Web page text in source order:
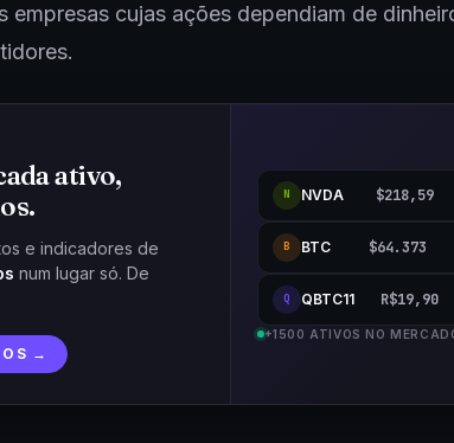
empresas cujas ações dependiam de
ativo,
e indicadores de
num lugar só. De
→
N NVDA $218,59
B BTC $64.373
Q QBTC11 R$19,90
+1500 ATIVOS NO